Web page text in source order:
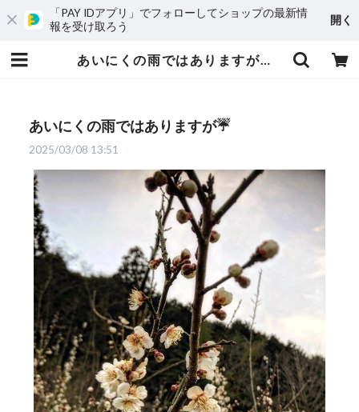
「PAY IDアプリ」でフォローしてショップの最新情
報を受け取ろう
開く
あいにくの雨ではありますが☔️ | 愛媛発の自然食品店 電子食品流通研究所オンラインストア｜電食で、おいしく、健康に
あいにくの雨ではありますが☔️
2025/03/08 13:51